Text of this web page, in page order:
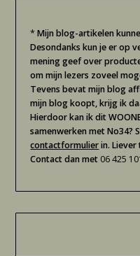
*Mijn blog-artikelen
Desondanks kun je er op
mening geef over
om mijn lezers zoveel
Tevens bevat mijn blog
mijn blog koopt, krijg ik
Hierdoor kan ik dit
samenwerken met No34?
contactformulierin.
Contact dan met 06 425